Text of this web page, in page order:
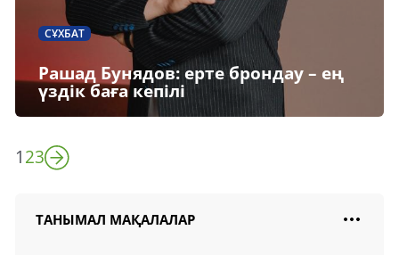
СҰХБАТ
Рашад Бунядов: ерте брондау – ең
үздік баға кепілі
123
ТАНЫМАЛ МАҚАЛАЛАР